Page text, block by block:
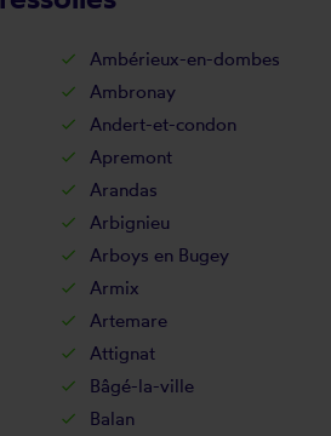
Ambérieux-en-dombes
Ambronay
Andert-et-condon
Apremont
Arandas
Arbignieu
Arboys en Bugey
Armix
Artemare
Attignat
Bâgé-la-ville
Balan